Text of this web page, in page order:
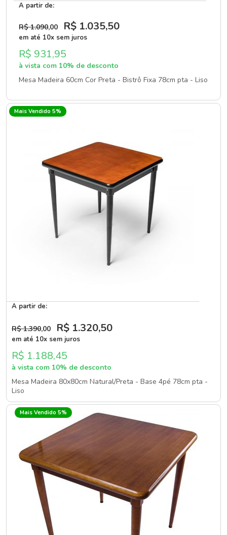
A partir de:
R$ 1.090,00 R$ 1.035,50
em até 10x sem juros
R$ 931,95
à vista com 10% de desconto
Mesa Madeira 60cm Cor Preta - Bistrô Fixa 78cm pta - Liso
Mais Vendido 5%
A partir de:
R$ 1.390,00 R$ 1.320,50
em até 10x sem juros
R$ 1.188,45
à vista com 10% de desconto
Mesa Madeira 80x80cm Natural/Preta - Base 4pé 78cm pta -
Liso
Mais Vendido 5%